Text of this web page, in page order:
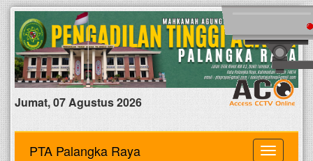
Jumat, 07 Agustus 2026
MENU
PTA Palangka Raya